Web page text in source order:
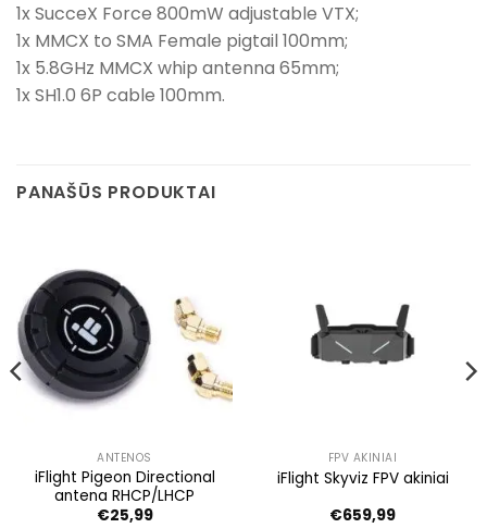
1x SucceX Force 800mW adjustable VTX;
1x MMCX to SMA Female pigtail 100mm;
1x 5.8GHz MMCX whip antenna 65mm;
1x SH1.0 6P cable 100mm.
PANAŠŪS PRODUKTAI
ANTENOS
iFlight Pigeon Directional
antena RHCP/LHCP
€25,99
FPV AKINIAI
iFlight Skyviz FPV akiniai
€659,99